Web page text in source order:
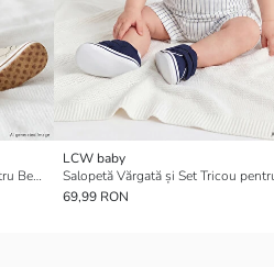
Salopetă cu Dungi și Set Tricou pentru Bebeluși Băieți
LCW baby
69,99 RON